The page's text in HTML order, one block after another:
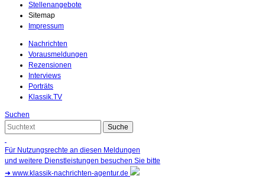
Stellenangebote
Sitemap
Impressum
Nachrichten
Vorausmeldungen
Rezensionen
Interviews
Porträts
Klassik.TV
Suchen
Für Nutzungsrechte an diesen Meldungen
und weitere Dienstleistungen besuchen Sie bitte
➜ www.klassik-nachrichten-agentur.de